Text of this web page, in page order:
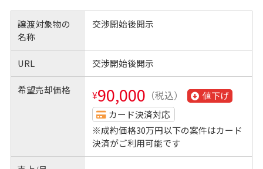
譲渡対象物の
名称
交渉開始後開示
URL 交渉開始後開示
希望売却価格 ¥90,000 （税込）
値下げ
カード決済対応
※成約価格30万円以下の案件はカード
決済がご利用可能です